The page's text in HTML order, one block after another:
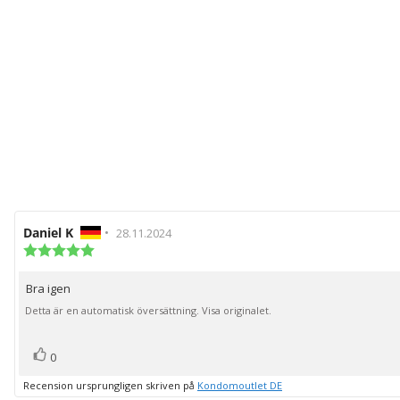
Recensionsförfattare:
Daniel K • Recensionsdatum:
28.11.2024
stjärnor
Recensionstext:
Bra igen
Detta är en automatisk översättning. Visa originalet.
Rösta
0
Recension ursprungligen skriven på Kondomoutlet DE